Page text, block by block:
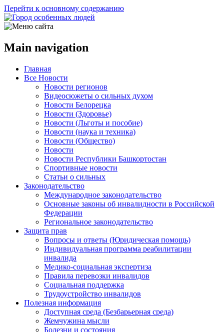
Перейти к основному содержанию
Main navigation
Главная
Все Новости
Новости регионов
Видеосюжеты о сильных духом
Новости Белорецка
Новости (Здоровье)
Новости (Льготы и пособие)
Новости (наука и техника)
Новости (Общество)
Новости
Новости Республики Башкортостан
Спортивные новости
Статьи о сильных
Законодательство
Международное законодательство
Основные законы об инвалидности в Российской
Федерации
Региональное законодательство
Защита прав
Вопросы и ответы (Юридическая помощь)
Индивидуальная программа реабилитации
инвалида
Медико-социальная экспертиза
Правила перевозки инвалидов
Социальная поддержка
Трудоустройство инвалидов
Полезная информация
Доступная среда (Безбарьерная среда)
Жемчужина мысли
Болезни и состояния